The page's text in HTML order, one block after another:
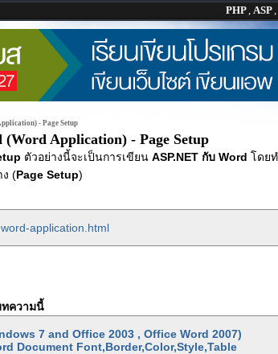
PHP, ASP,
- Page Setup
Application) - Page Setup
ตัวอย่างนี้จะเป็นการเขียน ASP.NET กับ Word โดย
(Page Setup)
application.html
ทความนี้
7 and Office 2003 , Office Word 2007)
Document Font,Border,Color,Style,Table